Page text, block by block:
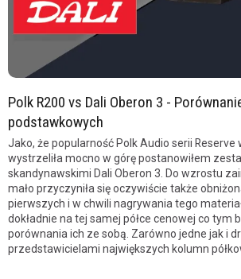
Polk R200 vs Dali Oberon 3 -
podstawkowych
Jako, że popularność Polk Audio serii
wystrzeliła mocno w górę postanowiłem
skandynawskimi Dali Oberon 3. Do wzrostu
mało przyczyniła się oczywiście także
pierwszych i w chwili nagrywania tego
dokładnie na tej samej półce cenowej co tym
porównania ich ze sobą. Zarówno jedne jak i
przedstawicielami największych kolumn